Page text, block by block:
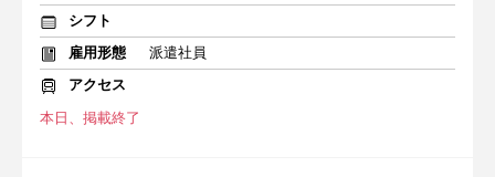
シフト
雇用形態
派遣社員
アクセス
本日、掲載終了